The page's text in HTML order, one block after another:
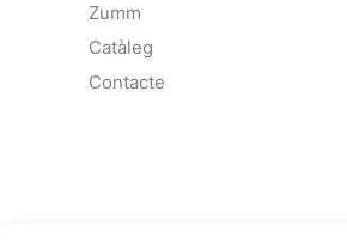
Zumm
Catàleg
Contacte